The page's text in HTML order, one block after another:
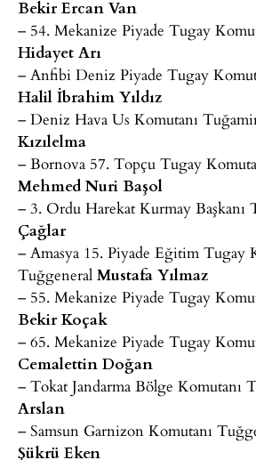
Bekir Ercan Van
– 54. Mekanize Piyade Tugay
Hidayet Arı
– Anfibi Deniz Piyade Tugay
Halil İbrahim Yıldız
– Deniz Hava Us Komutanı
Kızılelma
– Bornova 57. Topçu Tugay
Mehmed Nuri Başol
– 3. Ordu Harekat Kurmay
Çağlar
– Amasya 15. Piyade Eğitim Tugay
Tuğgeneral Mustafa Yılmaz
– 55. Mekanize Piyade Tugay
Bekir Koçak
– 65. Mekanize Piyade Tugay
Cemalettin Doğan
– Tokat Jandarma Bölge Komutanı
Arslan
– Samsun Garnizon Komutanı
Şükrü Eken